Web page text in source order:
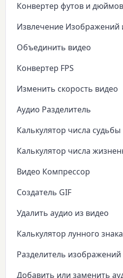
Конвертер футов и
Извлечение Изображений
Объединить видео
Конвертер FPS
Изменить скорость видео
Аудио Разделитель
Калькулятор числа судьбы
Калькулятор числа
Видео Компрессор
Создатель GIF
Удалить аудио из видео
Калькулятор лунного знака
Разделитель изображений
Добавить или заменить